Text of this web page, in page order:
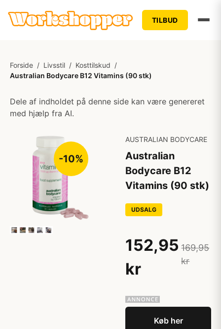
TILBUD
Forside / Livsstil / Kosttilskud /
Australian Bodycare B12 Vitamins (90 stk)
Dele af indholdet på denne side kan være genereret
med hjælp fra AI.
-10%
AUSTRALIAN BODYCARE
Australian
Bodycare B12
Vitamins (90 stk)
UDSALG
152,95
kr
169,95
kr
Køb her